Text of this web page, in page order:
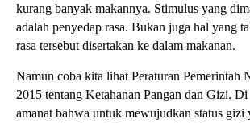
kurang banyak makannya. Stimulus yang
adalah penyedap rasa. Bukan juga hal yang
rasa tersebut disertakan ke dalam makanan.
Namun coba kita lihat Peraturan Pemerintah
2015 tentang Ketahanan Pangan dan Gizi.
amanat bahwa untuk mewujudkan status gizi